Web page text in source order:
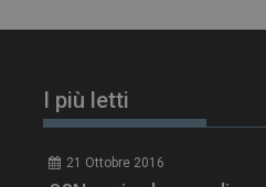
I più letti
21 Ottobre 2016